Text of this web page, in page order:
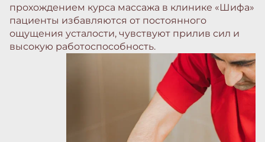
прохождением курса массажа в клинике «Шифа»
пациенты избавляются от постоянного
ощущения усталости, чувствуют прилив сил и
высокую работоспособность.